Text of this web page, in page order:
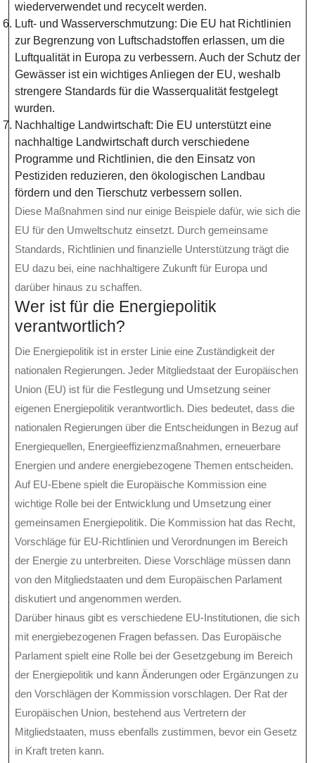
wiederverwendet und recycelt werden.
Luft- und Wasserverschmutzung: Die EU hat Richtlinien
zur Begrenzung von Luftschadstoffen erlassen, um die
Luftqualität in Europa zu verbessern. Auch der Schutz der
Gewässer ist ein wichtiges Anliegen der EU, weshalb
strengere Standards für die Wasserqualität festgelegt
wurden.
Nachhaltige Landwirtschaft: Die EU unterstützt eine
nachhaltige Landwirtschaft durch verschiedene
Programme und Richtlinien, die den Einsatz von
Pestiziden reduzieren, den ökologischen Landbau
fördern und den Tierschutz verbessern sollen.
Diese Maßnahmen sind nur einige Beispiele dafür, wie sich die
EU für den Umweltschutz einsetzt. Durch gemeinsame
Standards, Richtlinien und finanzielle Unterstützung trägt die
EU dazu bei, eine nachhaltigere Zukunft für Europa und
darüber hinaus zu schaffen.
Wer ist für die Energiepolitik
verantwortlich?
Die Energiepolitik ist in erster Linie eine Zuständigkeit der
nationalen Regierungen. Jeder Mitgliedstaat der Europäischen
Union (EU) ist für die Festlegung und Umsetzung seiner
eigenen Energiepolitik verantwortlich. Dies bedeutet, dass die
nationalen Regierungen über die Entscheidungen in Bezug auf
Energiequellen, Energieeffizienzmaßnahmen, erneuerbare
Energien und andere energiebezogene Themen entscheiden.
Auf EU-Ebene spielt die Europäische Kommission eine
wichtige Rolle bei der Entwicklung und Umsetzung einer
gemeinsamen Energiepolitik. Die Kommission hat das Recht,
Vorschläge für EU-Richtlinien und Verordnungen im Bereich
der Energie zu unterbreiten. Diese Vorschläge müssen dann
von den Mitgliedstaaten und dem Europäischen Parlament
diskutiert und angenommen werden.
Darüber hinaus gibt es verschiedene EU-Institutionen, die sich
mit energiebezogenen Fragen befassen. Das Europäische
Parlament spielt eine Rolle bei der Gesetzgebung im Bereich
der Energiepolitik und kann Änderungen oder Ergänzungen zu
den Vorschlägen der Kommission vorschlagen. Der Rat der
Europäischen Union, bestehend aus Vertretern der
Mitgliedstaaten, muss ebenfalls zustimmen, bevor ein Gesetz
in Kraft treten kann.